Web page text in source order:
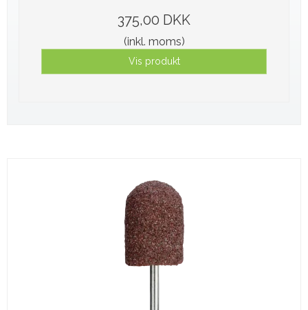
375,00 DKK
(inkl. moms)
Vis produkt